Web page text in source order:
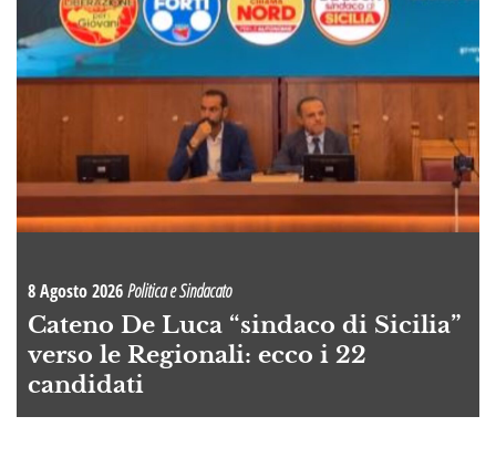
8 Agosto 2026Politica e Sindacato
Cateno De Luca “sindaco di Sicilia”
verso le Regionali: ecco i 22
candidati